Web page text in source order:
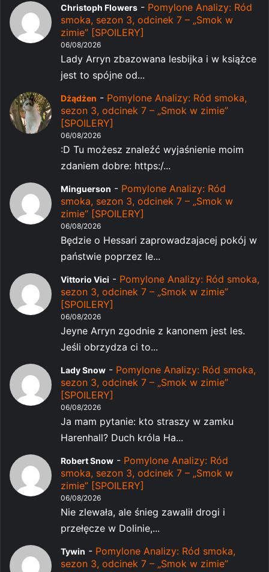
Christoph Flowers - Pomylone Analizy: Ród
smoka, sezon 3, odcinek 7 – „Smok w
zimie” [SPOILERY]
06/08/2026
Lady Arryn zbazowana lesbijka i w książce
jest to spójne od...
Dżądżen - Pomylone Analizy: Ród smoka,
sezon 3, odcinek 7 – „Smok w zimie”
[SPOILERY]
06/08/2026
:D Tu możesz znaleźć wyjaśnienie moim
zdaniem dobre: https:/...
Minguerson - Pomylone Analizy: Ród
smoka, sezon 3, odcinek 7 – „Smok w
zimie” [SPOILERY]
06/08/2026
Będzie o Hessari zaprowadzajacej pokój w
państwie poprzez le...
Vittorio Vici - Pomylone Analizy: Ród smoka,
sezon 3, odcinek 7 – „Smok w zimie”
[SPOILERY]
06/08/2026
Jeyne Arryn zgodnie z kanonem jest les.
Jeśli obrzydza ci to...
Lady Snow - Pomylone Analizy: Ród smoka,
sezon 3, odcinek 7 – „Smok w zimie”
[SPOILERY]
06/08/2026
Ja mam pytanie: kto straszy w zamku
Harenhall? Duch króla Ha...
Robert Snow - Pomylone Analizy: Ród
smoka, sezon 3, odcinek 7 – „Smok w
zimie” [SPOILERY]
06/08/2026
Nie zlewała, ale śnieg zawalił drogi i
przełęcze w Dolinie,...
Tywin - Pomylone Analizy: Ród smoka,
sezon 3, odcinek 7 – „Smok w zimie”